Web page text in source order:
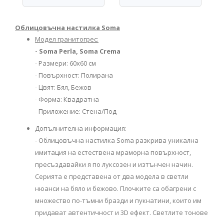
Облицовъчна настилка Soma
Модел гранитогрес:
- Soma Perla, Soma Crema
- Размери: 60х60 см
- Повърхност: Полирана
- Цвят: Бял, Бежов
- Форма: Квадратна
- Приложение: Стена/Под
Допълнителна информация:
- Облицовъчна настилка Soma разкрива уникална
имитация на естествена мраморна повърхност,
пресъздавайки я по луксозен и изтънчен начин.
Серията е представена от два модела в светли
нюанси на бяло и бежово. Плочките са обагрени с
множество по-тъмни бразди и пукнатини, които им
придават автентичност и 3D ефект. Светлите тонове